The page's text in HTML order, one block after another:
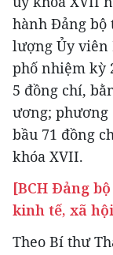
hành Đảng bộ
lượng Ủy viên
phố nhiệm kỳ
5 đồng chí,
ương; phương
bầu 71 đồng
khóa XVII.
[BCH Đảng
kinh tế, xã
Theo Bí thư